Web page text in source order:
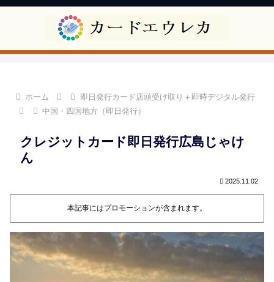
ホーム
即日発行カード店頭受け取り＋即時デジタル発行
中国・四国地方（即日発行）
クレジットカード即日発行広島じゃけ
ん
2025.11.02
本記事にはプロモーションが含まれます。